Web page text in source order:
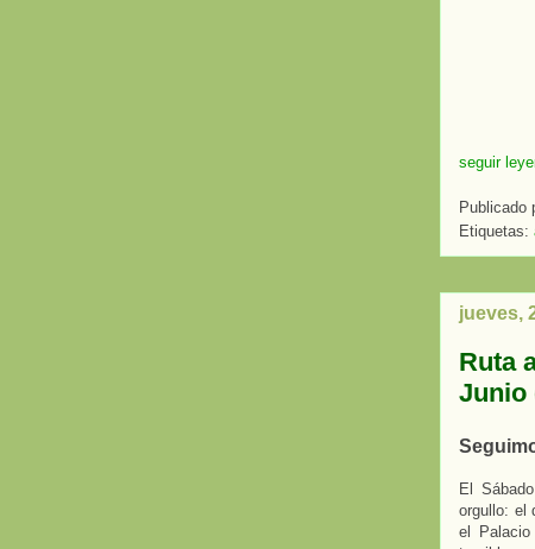
seguir
Publicado
Etiquetas:
jueves,
Ruta
Junio
El
orgullo: el
el